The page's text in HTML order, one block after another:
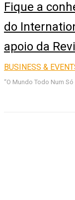
Fique a
do
apoio da
BUSINESS &
“O Mundo Todo Num Só